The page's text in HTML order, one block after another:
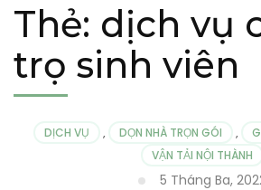
Thẻ: dịch vụ
trọ sinh viên
DỊCH VỤ , DỌN NHÀ TRỌN GÓI ,
VẬN TẢI NỘI THÀNH
5 Tháng Ba,